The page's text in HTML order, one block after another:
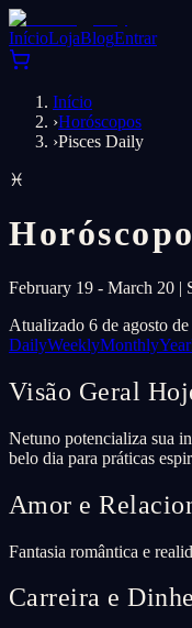
InícioLojaBlogEntrar
Início
›Horóscopos
›Pisces Daily
♓
February 19 - March 20 |
Atualizado 6 de agosto
DailyWeeklyMonthly
Visão Geral
Netuno potencializa sua
belo dia para práticas
Amor e
Fantasia romântica e
Carreira e